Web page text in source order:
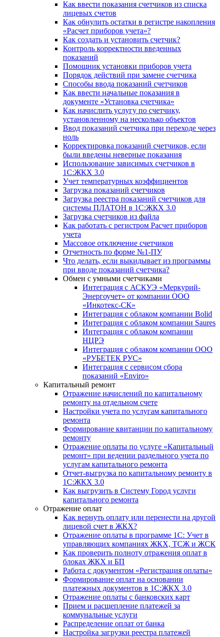
Как ввести показания счетчиков из списка
лицевых счетов
Как обнулить остатки в регистре накопления
«Расчет приборов учета»?
Как создать и установить счетчик?
Контроль корректности введенных
показаний
Помощник установки приборов учета
Порядок действий при замене счетчика
Способы ввода показаний счетчиков
Как ввести начальные показания в
документе «Установка счетчика»
Как начислить услугу по счетчику,
установленному на несколько объектов
Ввод показаний счетчика при переходе через
ноль
Корректировка показаний счетчиков, если
были введены неверные показания
Использование зависимых счетчиков в
1С:ЖКХ 3.0
Учет температурных коэффициентов
Загрузка показаний счетчиков
Загрузка реестра показаний счетчиков для
системы ПЛАТОН в 1С:ЖКХ 3.0
Загрузка счетчиков из файла
Как работать с регистром Расчет приборов
учета
Массовое отключение счетчиков
Отчетность по форме №1-ПУ
Что делать, если выкидывает из программы
при вводе показаний счетчика?
Обмен с умными счетчиками
Интеграция с АСКУЭ «Меркурий-
Энергоучет» от компании ООО
«Инкотекс-СК»
Интеграция с облаком компании Bolid
Интеграция с облаком компании Saures
Интеграция с облаком компании
НЦРЭ
Интеграция с облаком компании ООО
«РУБЕТЕК РУС»
Интеграция с сервисом сбора
показаний «Enviro»
Капитальный ремонт
Отражение начислений по капитальному
ремонту на отдельном счете
Настройки учета по услугам капитального
ремонта
Формирование квитанции по капитальному
ремонту
Отражение оплаты по услуге «Капитальный
ремонт» при ведении раздельного учета по
услугам капитального ремонта
Отчет-выгрузка по капитальному ремонту в
1С:ЖКХ 3.0
Как выгрузить в Систему Город услуги
капитального ремонта
Отражение оплат
Как вернуть оплату или перенести на другой
лицевой счет в ЖКХ?
Отражение оплаты в программе 1С: Учет в
управляющих компаниях ЖКХ, ТСЖ и ЖСК
Как проверить полноту отражения оплат в
блоках ЖКХ и БП
Работа с документом «Регистрация оплаты»
Формирование оплат на основании
платежных документов в 1С:ЖКХ 3.0
Отражение оплаты с банковских карт
Прием и расщепление платежей за
коммунальные услуги
Распределение оплат от банка
Настройка загрузки реестра платежей